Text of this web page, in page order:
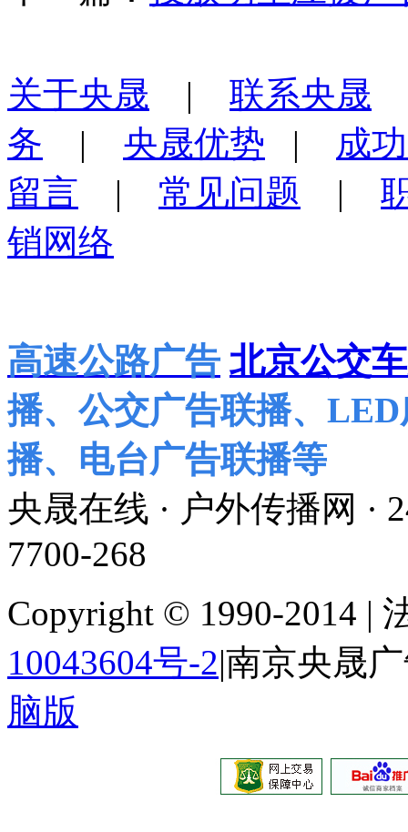
关于央晟 | 联系央晟
务 | 央晟优势 | 成
留言 | 常见问题 |
销网络
高速公路广告 北京公交
播、公交广告联播、
播、电台广告联播等
央晟在线 · 户外传播网 ·
7700-268
Copyright © 1990-2014 |
10043604号-2|南京央晟
脑版